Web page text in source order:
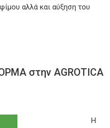
αλλά και αύξηση του
στην AGROTICA
Η